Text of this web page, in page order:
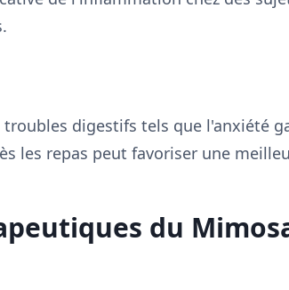
troubles digestifs tels que l'anxiété
les repas peut favoriser une
du